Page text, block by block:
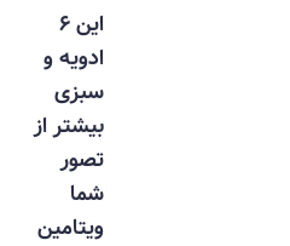
ادویه و
بیشتر از
ویتامین